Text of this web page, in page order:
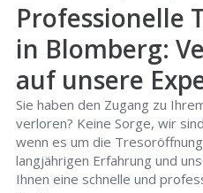
Professionelle
in Blomberg:
auf unsere
Sie haben den Zugang zu
verloren? Keine Sorge, wir
wenn es um die
langjährigen Erfahrung und
Ihnen eine schnelle und